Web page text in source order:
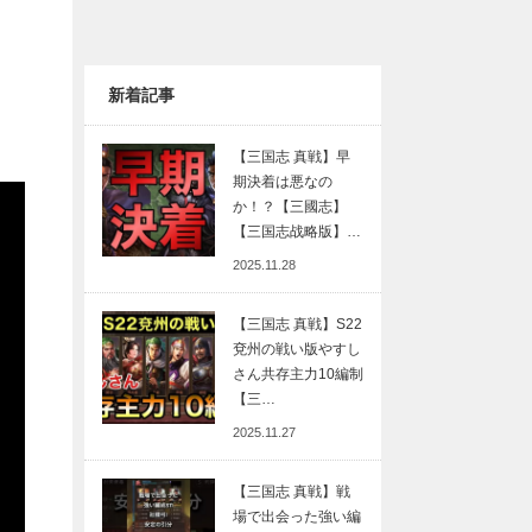
新着記事
【三国志 真戦】早
期決着は悪なの
か！？【三國志】
【三国志战略版】…
2025.11.28
【三国志 真戦】S22
兗州の戦い版やすし
さん共存主力10編制
【三…
2025.11.27
【三国志 真戦】戦
場で出会った強い編